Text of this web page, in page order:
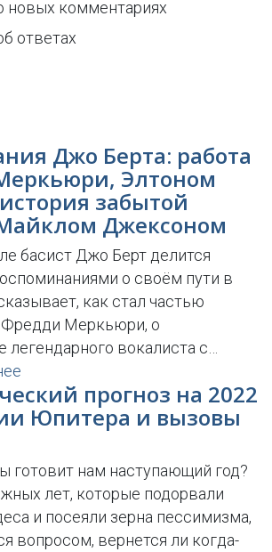
новых комментариях
ответах
Джо Берта: работа
Элтоном
забытой
Джексоном
басист Джо Берт делится
о своём пути в
как стал частью
Фредди Меркьюри, о
легендарного вокалиста с…
прогноз на 2022
Юпитера и вызовы
готовит нам наступающий год?
лет, которые подорвали
и посеяли зерна пессимизма,
вопросом, вернется ли когда-